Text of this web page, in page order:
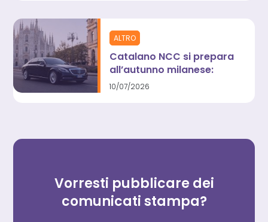
ALTRO
Catalano NCC si prepara
all’autunno milanese:
atteso un +65% di
10/07/2026
Vorresti pubblicare dei
comunicati stampa?